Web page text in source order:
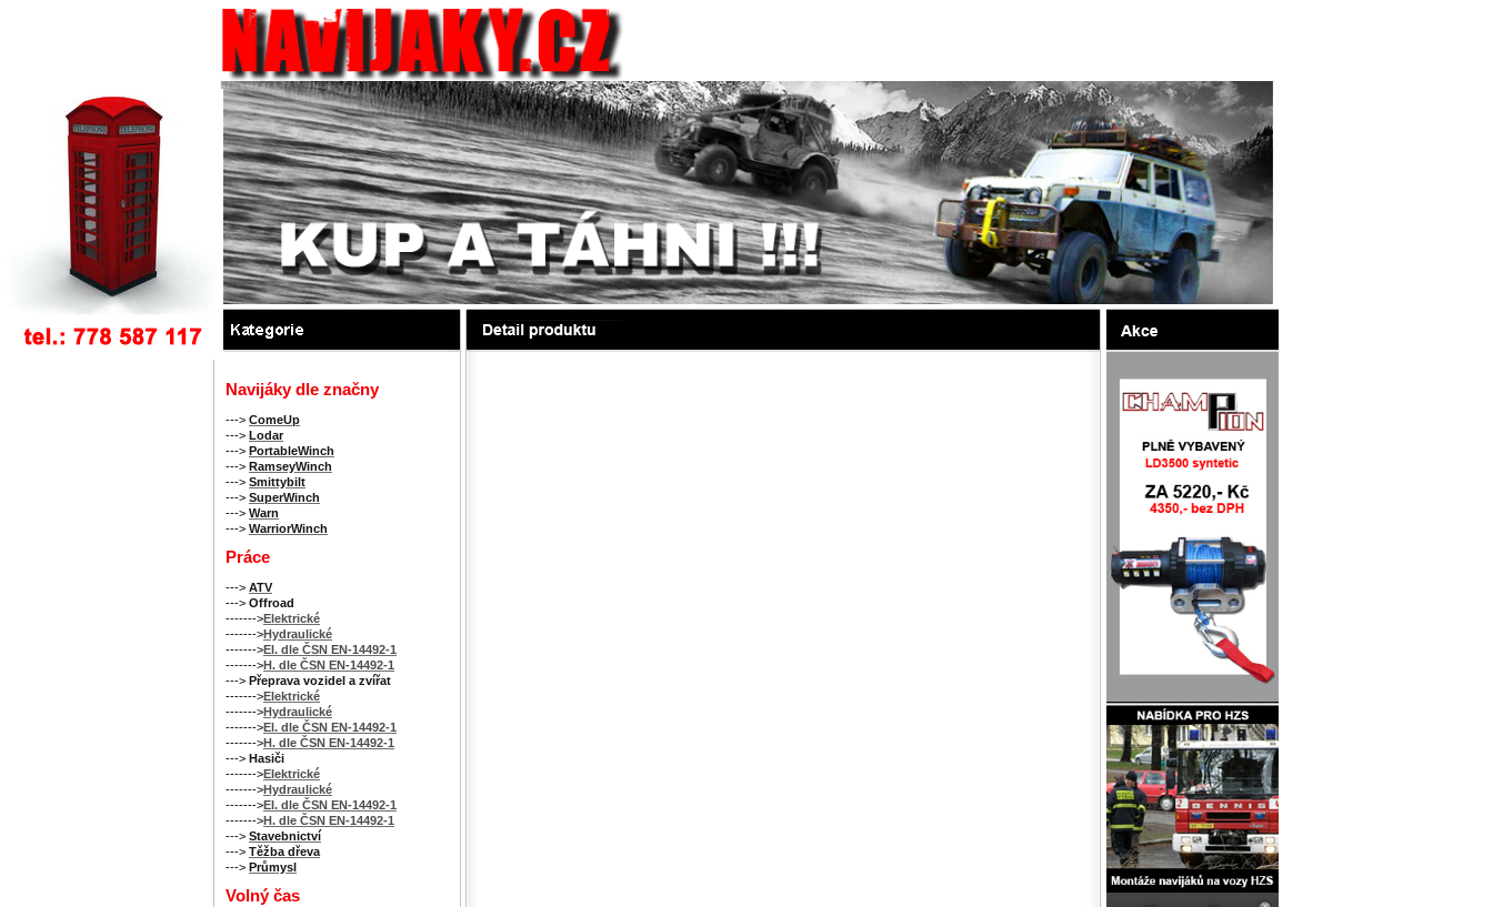
Navijáky dle značny
---> ComeUp
---> Lodar
---> PortableWinch
---> RamseyWinch
---> Smittybilt
---> SuperWinch
---> Warn
---> WarriorWinch
Práce
---> ATV
---> Offroad
------->Elektrické
------->Hydraulické
------->El. dle ČSN EN-14492-1
------->H. dle ČSN EN-14492-1
---> Přeprava vozidel a zvířat
------->Elektrické
------->Hydraulické
------->El. dle ČSN EN-14492-1
------->H. dle ČSN EN-14492-1
---> Hasiči
------->Elektrické
------->Hydraulické
------->El. dle ČSN EN-14492-1
------->H. dle ČSN EN-14492-1
---> Stavebnictví
---> Těžba dřeva
---> Průmysl
Volný čas